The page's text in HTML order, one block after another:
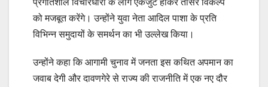
प्रगतिशील विचारधारा के लोग एकजुट होकर तीसरे विकल्प
को मजबूत करेंगे। उन्होंने युवा नेता आदिल पाशा के प्रति
विभिन्न समुदायों के समर्थन का भी उल्लेख किया।
उन्होंने कहा कि आगामी चुनाव में जनता इस कथित अपमान का
जवाब देगी और दावणगेरे से राज्य की राजनीति में एक नए दौर